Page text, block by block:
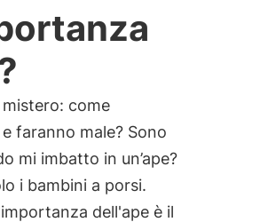
come
faranno male? Sono
mi imbatto in un’ape?
i bambini a porsi.
dell'ape è il